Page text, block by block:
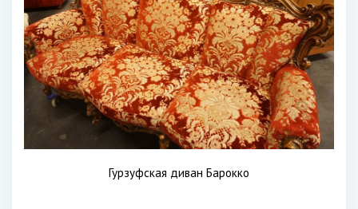
Гурзуфская диван Барокко